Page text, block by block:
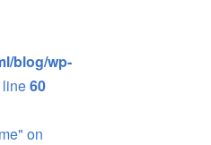
blog/wp-
60
on